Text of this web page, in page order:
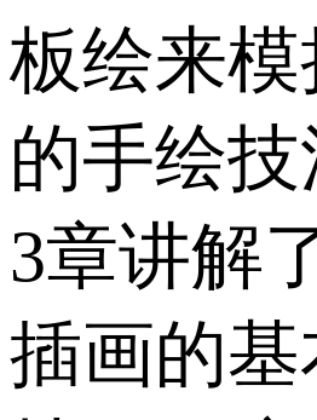
板绘来
的手绘
3章讲解
插画的